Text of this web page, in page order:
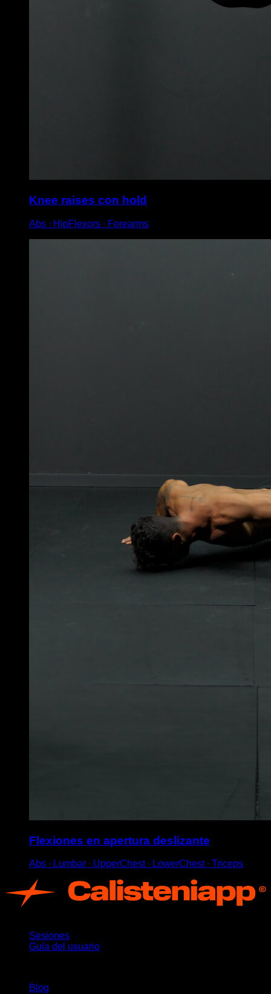
Knee raises con hold
Abs ∙ HipFlexors ∙ Forearms
Flexiones en apertura deslizante
Abs ∙ Lumbar ∙ UpperChest ∙ LowerChest ∙ Triceps
Sesiones
Guía del usuario
Blog